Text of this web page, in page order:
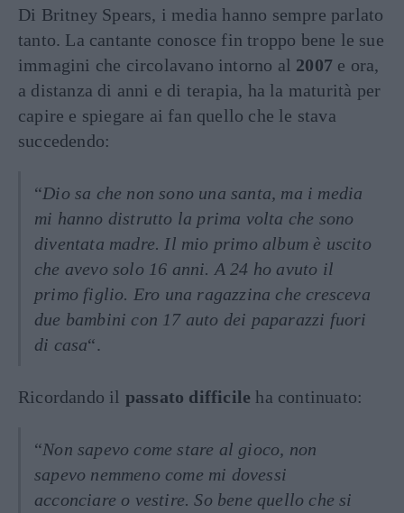
Di Britney Spears, i media hanno sempre parlato
tanto. La cantante conosce fin troppo bene le sue
immagini che circolavano intorno al 2007 e ora,
a distanza di anni e di terapia, ha la maturità per
capire e spiegare ai fan quello che le stava
succedendo:
“Dio sa che non sono una santa, ma i media
mi hanno distrutto la prima volta che sono
diventata madre. Il mio primo album è uscito
che avevo solo 16 anni. A 24 ho avuto il
primo figlio. Ero una ragazzina che cresceva
due bambini con 17 auto dei paparazzi fuori
di casa“.
Ricordando il passato difficile ha continuato:
“Non sapevo come stare al gioco, non
sapevo nemmeno come mi dovessi
acconciare o vestire. So bene quello che si